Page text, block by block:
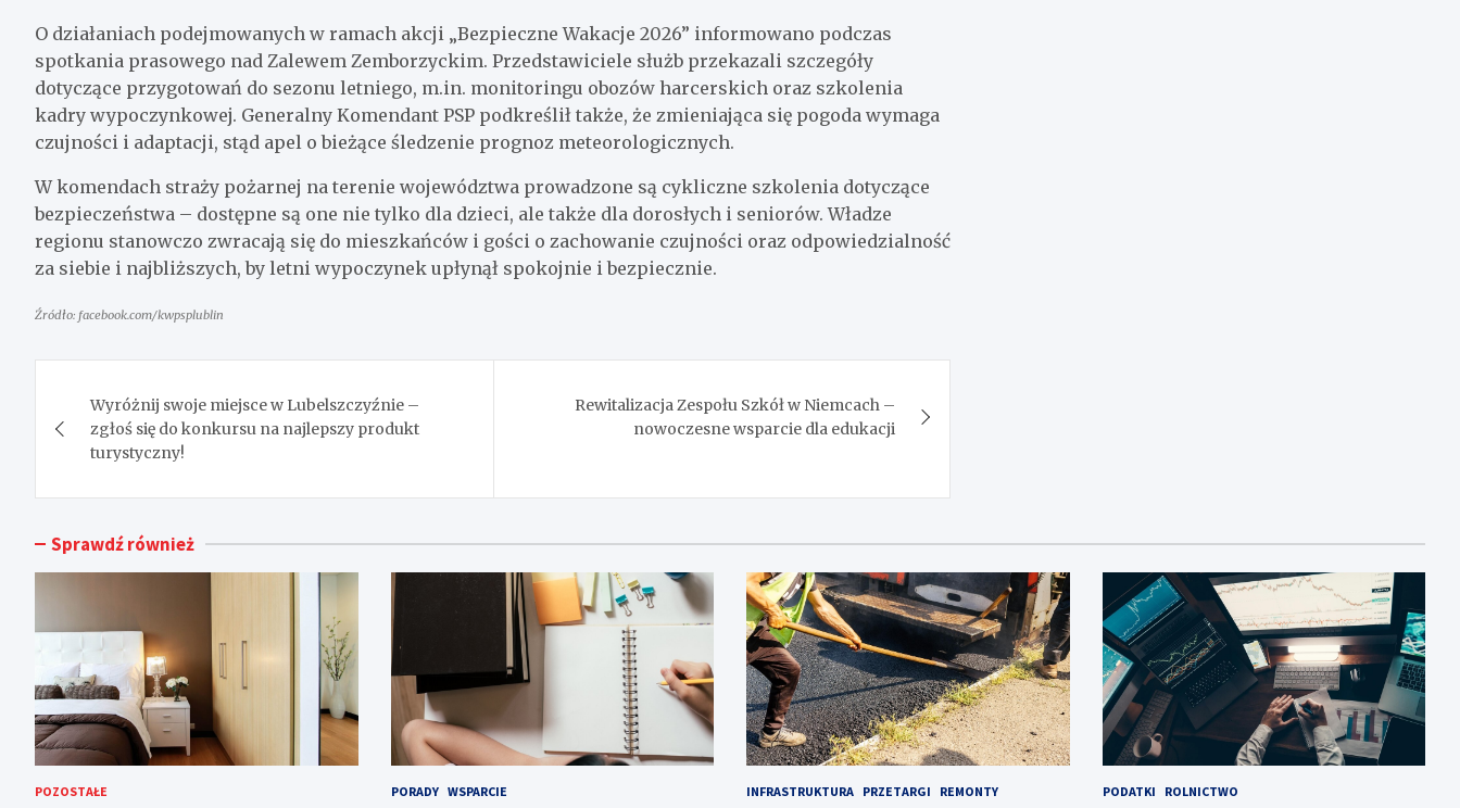
O działaniach podejmowanych w ramach akcji „Bezpieczne Wakacje 2026” informowano podczas
spotkania prasowego nad Zalewem Zemborzyckim. Przedstawiciele służb przekazali szczegóły
dotyczące przygotowań do sezonu letniego, m.in. monitoringu obozów harcerskich oraz szkolenia
kadry wypoczynkowej. Generalny Komendant PSP podkreślił także, że zmieniająca się pogoda wymaga
czujności i adaptacji, stąd apel o bieżące śledzenie prognoz meteorologicznych.
W komendach straży pożarnej na terenie województwa prowadzone są cykliczne szkolenia dotyczące
bezpieczeństwa – dostępne są one nie tylko dla dzieci, ale także dla dorosłych i seniorów. Władze
regionu stanowczo zwracają się do mieszkańców i gości o zachowanie czujności oraz odpowiedzialność
za siebie i najbliższych, by letni wypoczynek upłynął spokojnie i bezpiecznie.
Źródło: facebook.com/kwpsplublin
wpisu
Wyróżnij swoje miejsce w Lubelszczyźnie –
zgłoś się do konkursu na najlepszy produkt
turystyczny!
Rewitalizacja Zespołu Szkół w Niemcach –
nowoczesne wsparcie dla edukacji
Sprawdź również
POZOSTAŁE PORADY WSPARCIE INFRASTRUKTURA PRZETARGI REMONTY PODATKI ROLNICTWO